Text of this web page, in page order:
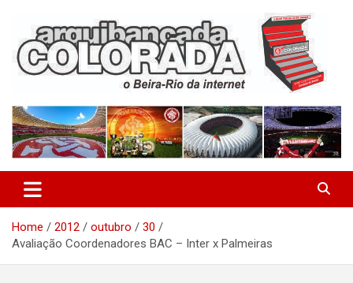
content
Arquibancada Colorada
Home 2012 outubro
30
Avaliação Coordenadores BAC – Inter x Palmeiras